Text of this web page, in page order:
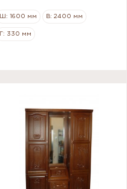
Ш: 1600 мм В: 2400 мм
Г: 330 мм